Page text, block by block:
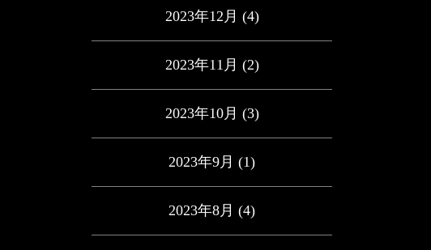
2023年12月 (4)
2023年11月 (2)
2023年10月 (3)
2023年9月 (1)
2023年8月 (4)